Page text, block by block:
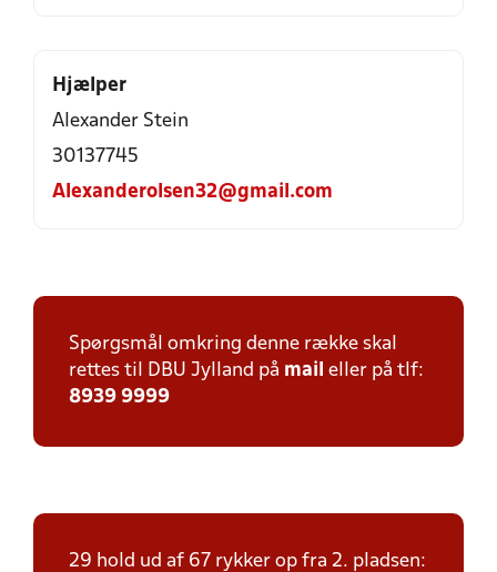
Hjælper
Alexander Stein
30137745
Alexanderolsen32@gmail.com
Spørgsmål omkring denne række skal
rettes til DBU Jylland på mail eller på tlf:
8939 9999
29 hold ud af 67 rykker op fra 2. pladsen: